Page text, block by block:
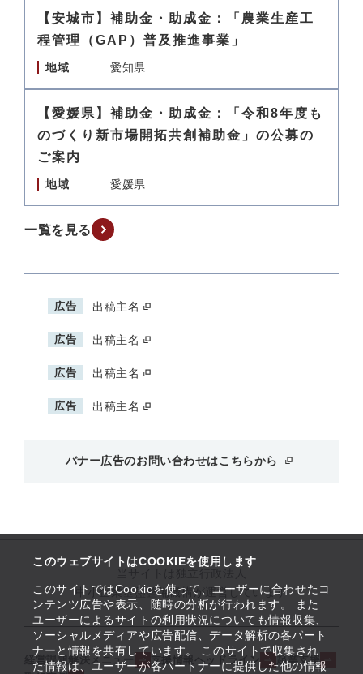
このウェブサイトはCOOKIEを使用します
このサイトではCookieを使って、ユーザーに合わせたコ
ンテンツ広告や表示、随時の分析が行われます。 また
ユーザーによるサイトの利用状況についても情報収集、
ソーシャルメディアや広告配信、データ解析の各パート
ナーと情報を共有しています。 このサイトで収集され
た情報は、ユーザーが各パートナーに提供した他の情報
【安城市】補助金・助成金：「農業生産工
程管理（GAP）普及推進事業」
地域 愛知県
【愛媛県】補助金・助成金：「令和8年度も
のづくり新市場開拓共創補助金」の公募の
ご案内
地域 愛媛県
一覧を見る
広告 出稿主名
広告 出稿主名
広告 出稿主名
広告 出稿主名
バナー広告のお問い合わせはこちらから
中小企業基盤整備機構が運営しています
経営課題解決メニュー 支援情報ヘッドライン
起業支援